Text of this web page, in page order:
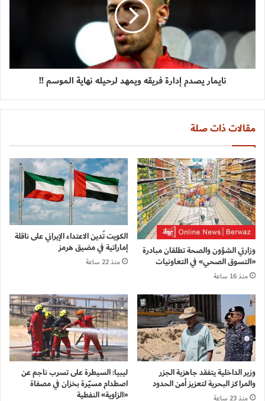
نايمار يصدم إدارة فريقه ويمهد لرحيله نهاية الموسم !!
مقالات ذات صلة
وزارتي الشؤون والصحة تطلقان مبادرة
«التسوق الصحي» في التعاونيات
منذ 16 ساعة
الكويت تُدين الاعتداء الإيراني على ناقلة
إماراتية في مضيق هرمز
منذ 22 ساعة
وزير الداخلية يتفقد جاهزية الجزر
والمراكز البحرية لتعزيز أمن الحدود
منذ 23 ساعة
ليبيا: السيطرة على تسرب ناجم عن
اصطدام مسيّرة بخزان في مصفاة
«الزاوية» النفطية